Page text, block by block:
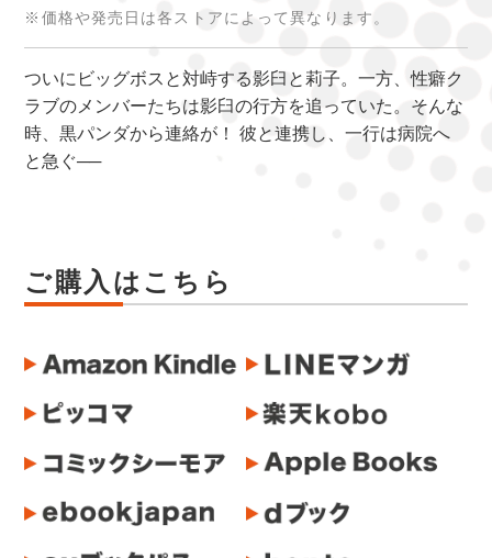
※価格や発売日は各ストアによって異なります。
ついにビッグボスと対峙する影臼と莉子。一方、性癖ク
ラブのメンバーたちは影臼の行方を追っていた。そんな
時、黒パンダから連絡が！ 彼と連携し、一行は病院へ
と急ぐ──
ご購入はこちら